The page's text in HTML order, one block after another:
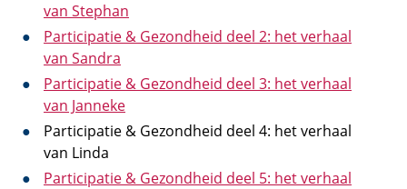
van Stephan
Participatie & Gezondheid deel 2: het verhaal
van Sandra
Participatie & Gezondheid deel 3: het verhaal
van Janneke
Participatie & Gezondheid deel 4: het verhaal
van Linda
Participatie & Gezondheid deel 5: het verhaal